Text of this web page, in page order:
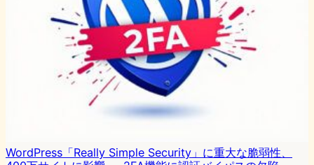
WordPress「Really Simple Security」に重大な脆弱性、